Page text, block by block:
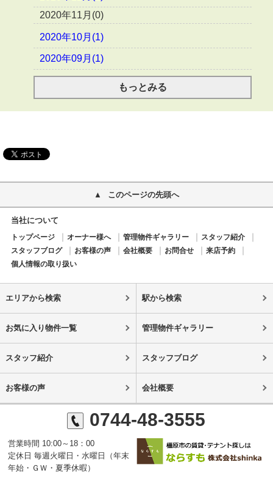
2020年11月(0)
2020年10月(1)
2020年09月(1)
もっとみる
このページの先頭へ
当社について
トップページ オーナー様へ 管理物件ギャラリー
スタッフ紹介
スタッフブログ
お客様の声 会社概要 お問合せ
来店予約
個人情報の取り扱い
エリアから検索 駅から検索
お気に入り物件一覧 管理物件ギャラリー
スタッフ紹介 スタッフブログ
お客様の声 会社概要
0744-48-3555
営業時間 10:00～18：00
定休日 毎週火曜日・水曜日（年末
年始・ＧＷ・夏季休暇）